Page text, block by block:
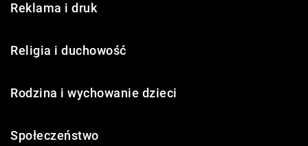
Reklama i druk
Religia i duchowość
Rodzina i wychowanie dzieci
Społeczeństwo